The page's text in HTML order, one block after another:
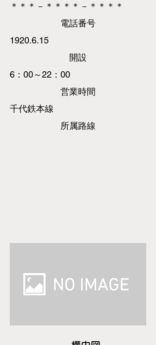
＊＊＊－＊＊＊＊－＊＊＊＊
​電話番号
1920.6.15
​開設
6：00～22：00
営業時間
千代鉄本線
所属路線